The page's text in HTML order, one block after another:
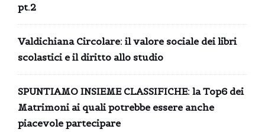
pt.2
Valdichiana Circolare: il valore sociale dei libri
scolastici e il diritto allo studio
SPUNTIAMO INSIEME CLASSIFICHE: la Top6 dei
Matrimoni ai quali potrebbe essere anche
piacevole partecipare